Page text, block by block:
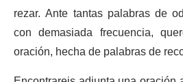
rezar. Ante tantas palabras de
con demasiada frecuencia,
oración, hecha de palabras de